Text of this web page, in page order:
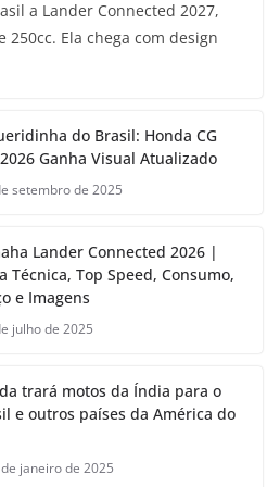
a Lander Connected 2027,
Ela chega com design
do Brasil: Honda CG
Ganha Visual Atualizado
setembro de 2025
Lander Connected 2026 |
Técnica, Top Speed, Consumo,
e Imagens
julho de 2025
trará motos da Índia para o
e outros países da América do
janeiro de 2025